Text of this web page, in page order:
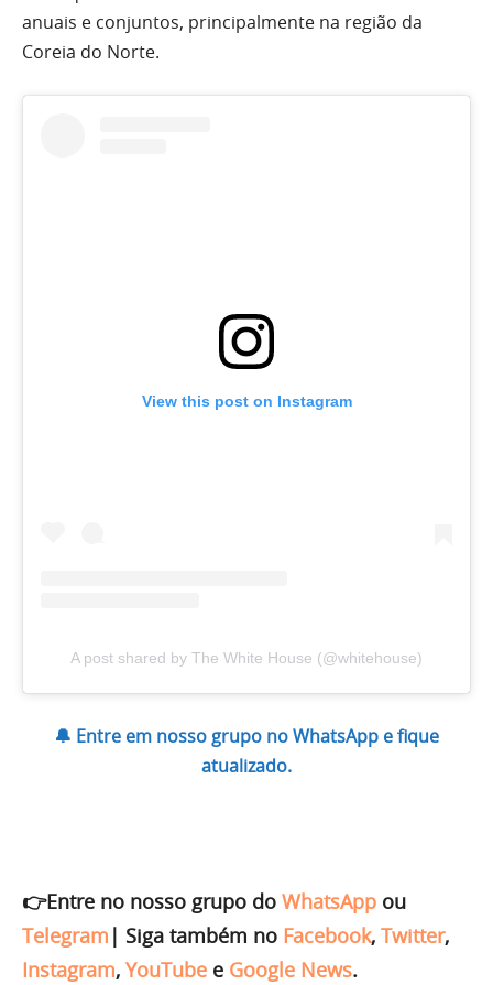
anuais e conjuntos, principalmente na região da
Coreia do Norte.
View this post on Instagram
A post shared by The White House (@whitehouse)
🔔 Entre em nosso grupo no WhatsApp e fique
atualizado.
👉Entre no nosso grupo do WhatsApp ou
Telegram | Siga também no Facebook, Twitter,
Instagram, YouTube e Google News.